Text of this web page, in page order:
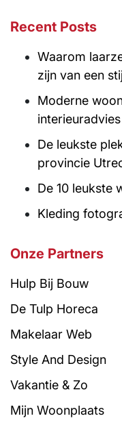
Recent Posts
Waarom
zijn van een
Moderne
De leukste
provincie
De 10 leukste
Kleding
Onze Partners
Hulp Bij Bouw
De Tulp Horeca
Makelaar Web
Style And Design
Vakantie & Zo
Mijn Woonplaats